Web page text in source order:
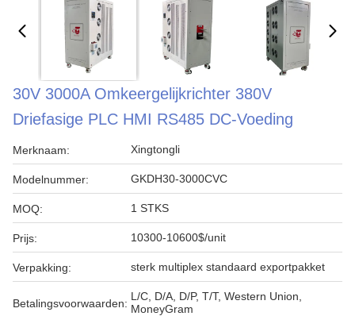
30V 3000A Omkeergelijkrichter 380V
Driefasige PLC HMI RS485 DC-Voeding
Merknaam: Xingtongli
Modelnummer: GKDH30-3000CVC
MOQ: 1 STKS
Prijs: 10300-10600$/unit
Verpakking: sterk multiplex standaard exportpakket
Betalingsvoorwaarden:
L/C, D/A, D/P, T/T, Western Union,
MoneyGram